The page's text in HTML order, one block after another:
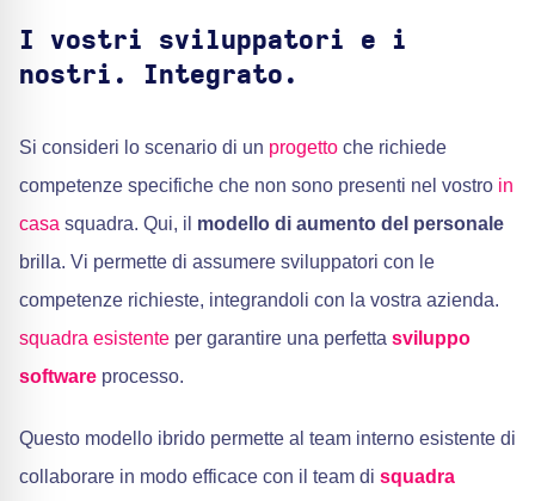
I vostri sviluppatori e i
nostri. Integrato.
Si consideri lo scenario di un progetto che richiede
competenze specifiche che non sono presenti nel vostro in
casa squadra. Qui, il modello di aumento del personale
brilla. Vi permette di assumere sviluppatori con le
competenze richieste, integrandoli con la vostra azienda.
squadra esistente per garantire una perfetta sviluppo
software processo.
Questo modello ibrido permette al team interno esistente di
collaborare in modo efficace con il team di squadra